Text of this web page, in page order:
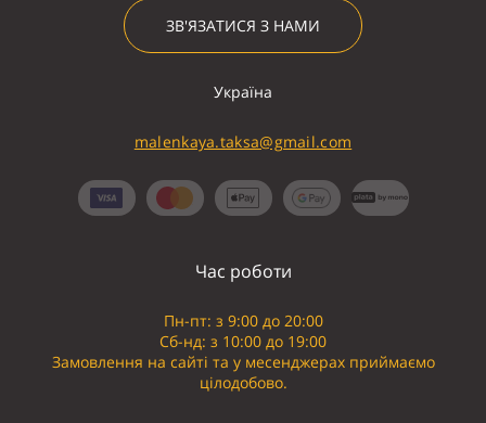
ЗВ'ЯЗАТИСЯ З НАМИ
Україна
malenkaya.taksa@gmail.com
Час роботи
Пн-пт: з 9:00 до 20:00
Сб-нд: з 10:00 до 19:00
Замовлення на сайті та у месенджерах приймаємо
цілодобово.